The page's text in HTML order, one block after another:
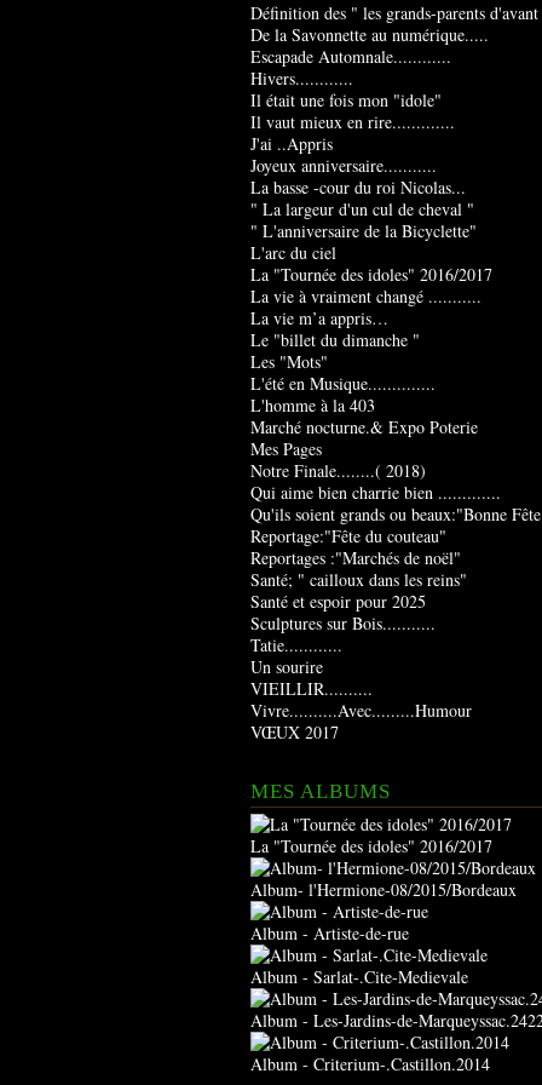
Définition des " les grands-parents
De la Savonnette au numérique.....
Escapade Automnale............
Hivers............
Il était une fois mon "idole"
Il vaut mieux en rire.............
J'ai ..Appris
Joyeux anniversaire...........
La basse -cour du roi Nicolas...
" La largeur d'un cul de cheval "
" L'anniversaire de la Bicyclette"
L'arc du ciel
La "Tournée des idoles" 2016/2017
La vie à vraiment changé ...........
La vie m’a appris…
Le "billet du dimanche "
Les "Mots"
L'été en Musique..............
L'homme à la 403
Marché nocturne.& Expo Poterie
Mes Pages
Notre Finale........( 2018)
Qui aime bien charrie bien .............
Qu'ils soient grands ou beaux:"Bonne
Reportage:"Fête du couteau"
Reportages :"Marchés de noël"
Santé; " cailloux dans les reins"
Santé et espoir pour 2025
Sculptures sur Bois...........
Tatie............
Un sourire
VIEILLIR..........
Vivre..........Avec.........Humour
VŒUX 2017
MES ALBUMS
La "Tournée des idoles" 2016/2017
Album- l'Hermione-08/2015/Bordeaux
Album - Artiste-de-rue
Album - Sarlat-.Cite-Medievale
Album - Les-Jardins-de-
Album - Criterium-.Castillon.2014